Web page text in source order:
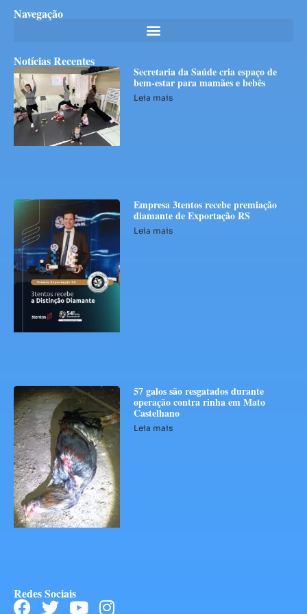
Navegação
Notícias Recentes
Secretaria da Saúde cria espaço de
bem-estar para mamães e bebês
Leia mais
Empresa 3tentos recebe premiação
diamante de Exportação RS
Leia mais
57 galos são resgatados durante
operação contra rinha em Mato
Castelhano
Leia mais
Redes Sociais